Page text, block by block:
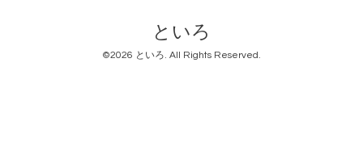
といろ
©2026 といろ. All Rights Reserved.